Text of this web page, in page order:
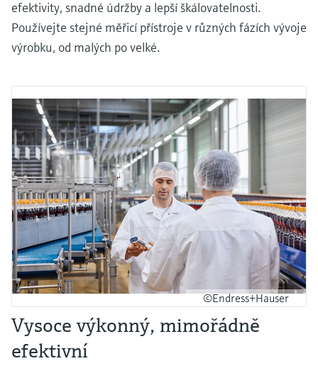
efektivity, snadné údržby a lepší škálovatelnosti.
Používejte stejné měřicí přístroje v různých fázích vývoje
výrobku, od malých po velké.
©Endress+Hauser
Vysoce výkonný, mimořádně
efektivní